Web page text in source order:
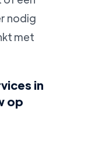
nodig
met
in
op